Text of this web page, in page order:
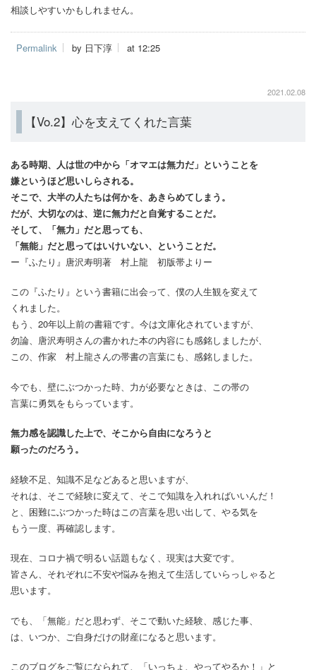
相談しやすいかもしれません。
Permalink by 日下淳 at 12:25
2021.02.08
【Vo.2】心を支えてくれた言葉
ある時期、人は世の中から「オマエは無力だ」ということを
嫌というほど思いしらされる。
そこで、大半の人たちは何かを、あきらめてしまう。
だが、大切なのは、逆に無力だと自覚することだ。
そして、「無力」だと思っても、
「無能」だと思ってはいけいない、ということだ。
ー『ふたり』唐沢寿明著 村上龍 初版帯よりー
この『ふたり』という書籍に出会って、僕の人生観を変えて
くれました。
もう、20年以上前の書籍です。今は文庫化されていますが、
勿論、唐沢寿明さんの書かれた本の内容にも感銘しましたが、
この、作家 村上龍さんの帯書の言葉にも、感銘しました。
今でも、壁にぶつかった時、力が必要なときは、この帯の
言葉に勇気をもらっています。
無力感を認識した上で、そこから自由になろうと
願ったのだろう。
経験不足、知識不足などあると思いますが、
それは、そこで経験に変えて、そこで知識を入れればいいんだ！
と、困難にぶつかった時はこの言葉を思い出して、やる気を
もう一度、再確認します。
現在、コロナ禍で明るい話題もなく、現実は大変です。
皆さん、それぞれに不安や悩みを抱えて生活していらっしゃると
思います。
でも、「無能」だと思わず、そこで動いた経験、感じた事、
は、いつか、ご自身だけの財産になると思います。
このブログをご覧になられて、「いっちょ、やってやるか！」と